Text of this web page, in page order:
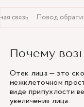
связь Повод
Почему
Отек лица — это
межклеточном
виде припухлости
увеличения лица.